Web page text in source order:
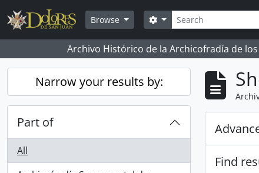
Skip to main content
Browse
Search
Search options
Archivo Histórico de la Archicofradía de los
Narrow your results by:
Part of
All
Find